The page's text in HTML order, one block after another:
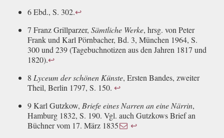
6 Ebd., S. 302.↩
7 Franz Grillparzer, Sämtliche Werke, hrsg. von Peter
Frank und Karl Pörnbacher, Bd. 3, München 1964, S.
300 und 239 (Tagebuchnotizen aus den Jahren 1817 und
1820).↩
8 Lyceum der schönen Künste, Ersten Bandes, zweiter
Theil, Berlin 1797, S. 150. ↩
9 Karl Gutzkow, Briefe eines Narren an eine Närrin,
Hamburg 1832, S. 190. Vgl. auch Gutzkows Brief an
Büchner vom 17. März 1835
↩